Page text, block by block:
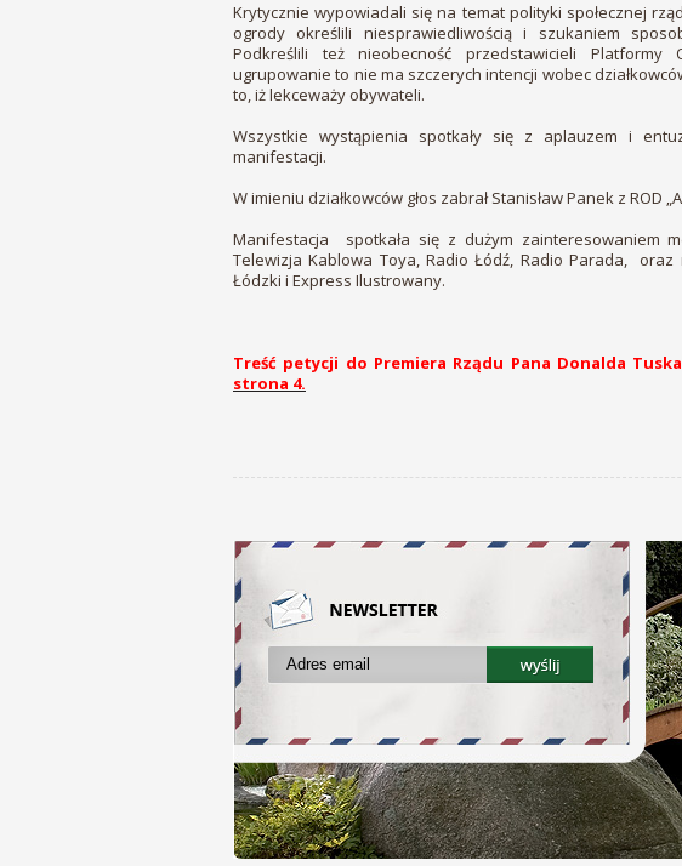
Krytycznie wypowiadali się na temat polityki społecznej
ogrody określili niesprawiedliwością i szukaniem
Podkreślili też nieobecność przedstawicieli
ugrupowanie to nie ma szczerych intencji wobec
to, iż lekceważy obywateli.
Wszystkie wystąpienia spotkały się z aplauzem i
manifestacji.
W imieniu działkowców głos zabrał Stanisław Panek z ROD
Manifestacja spotkała się z dużym zainteresowaniem
Telewizja Kablowa Toya, Radio Łódź, Radio Parada,
Łódzki i Express Ilustrowany.
Treść petycji do Premiera Rządu Pana Donalda
strona 4.